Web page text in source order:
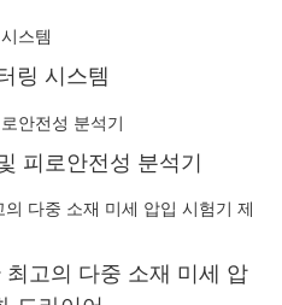
링 시스템
피로안전성 분석기
고의 다중 소재 미세 압